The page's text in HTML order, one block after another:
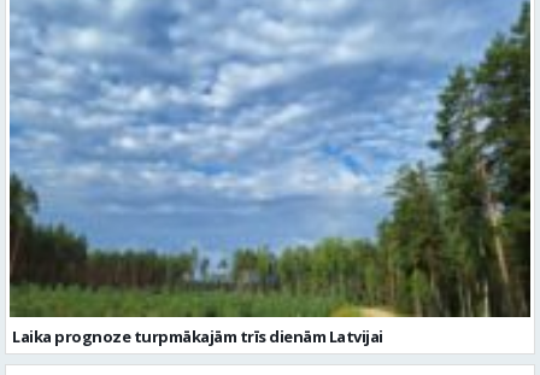
Laika prognoze turpmākajām trīs dienām Latvijai